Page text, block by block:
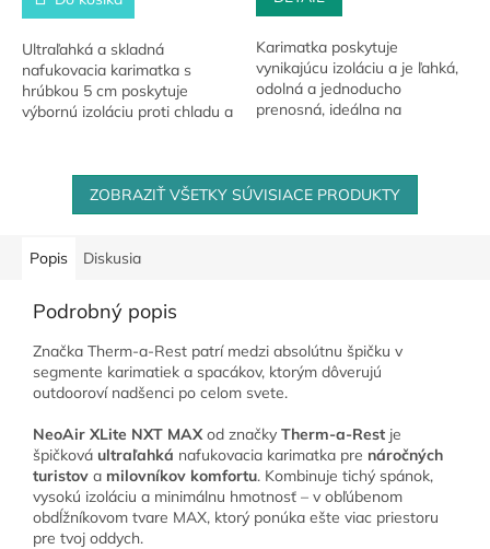
Ultraľahká a skladná
nafukovacia karimatka s
hrúbkou 5 cm poskytuje
výbornú izoláciu proti chladu a
materiálu 20D 380T Nylon
Ripstop s...
Karimatka poskytuje
vynikajúcu izoláciu a je ľahká,
odolná a jednoducho
prenosná, ideálna na
zabezpečil pohodlný spánok
v...
ZOBRAZIŤ VŠETKY SÚVISIACE PRODUKTY
Popis Diskusia
Podrobný popis
Značka Therm-a-Rest patrí medzi absolútnu špičku v
segmente karimatiek a spacákov, ktorým dôverujú
outdooroví nadšenci po celom svete.
NeoAir XLite NXT MAXod značky Therm-a-Rest je
špičková ultraľahká nafukovacia karimatka pre náročných
turistov a milovníkov komfortu. Kombinuje tichý spánok,
vysokú izoláciu a minimálnu hmotnosť – v obľúbenom
obdĺžníkovom tvare MAX, ktorý ponúka ešte viac priestoru
pre tvoj oddych.